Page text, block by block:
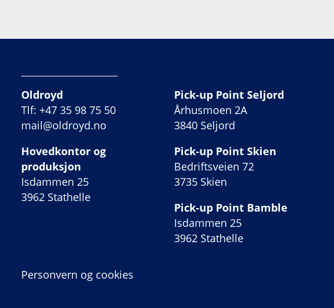
Oldroyd
Tlf: +47 35 98 75 50
mail@oldroyd.no
Hovedkontor og
produksjon
Isdammen 25
3962 Stathelle
Pick-up Point Seljord
Århusmoen 2A
3840 Seljord
Pick-up Point Skien
Bedriftsveien 72
3735 Skien
Pick-up Point Bamble
Isdammen 25
3962 Stathelle
Personvern og cookies